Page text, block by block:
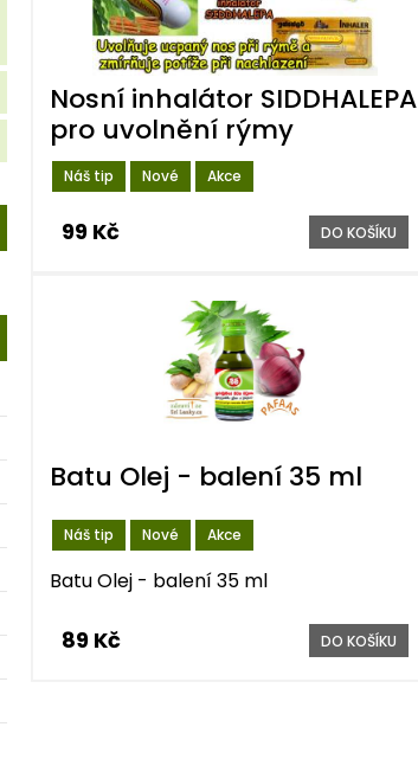
Náš tip Nové Akce
Nosní inhalátor SIDDHALEPA
pro uvolnění rýmy
99 Kč DO KOŠÍKU
Náš tip Nové Akce
Batu Olej - balení 35 ml
Batu Olej - balení 35 ml
89 Kč DO KOŠÍKU